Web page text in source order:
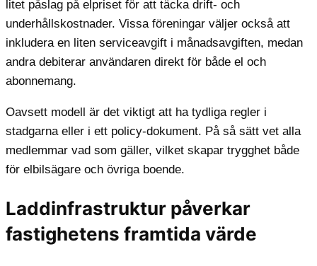
litet påslag på elpriset för att täcka drift- och
underhållskostnader. Vissa föreningar väljer också att
inkludera en liten serviceavgift i månadsavgiften, medan
andra debiterar användaren direkt för både el och
abonnemang.
Oavsett modell är det viktigt att ha tydliga regler i
stadgarna eller i ett policy-dokument. På så sätt vet alla
medlemmar vad som gäller, vilket skapar trygghet både
för elbilsägare och övriga boende.
Laddinfrastruktur påverkar
fastighetens framtida värde